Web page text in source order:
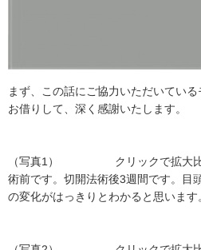
まず、この話にご協力いただいてい
お借りして、深く感謝いたします。
（写真1） クリックで拡
術前です。切開法術後3週間です。目
の変化がはっきりとわかると思います